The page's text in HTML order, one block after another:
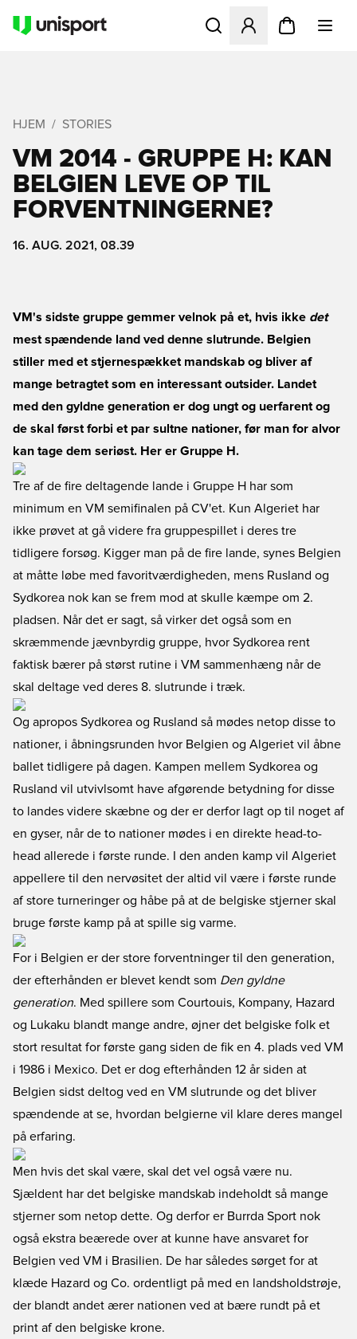
Åbner en Modal til at
HJEM STORIES
VM 2014 - GRUPPE H: KAN
BELGIEN LEVE OP TIL
FORVENTNINGERNE?
16. AUG. 2021, 08.39
VM's sidste gruppe gemmer velnok på et, hvis ikke det
mest spændende land ved denne slutrunde. Belgien
stiller med et stjernespækket mandskab og bliver af
mange betragtet som en interessant outsider. Landet
med den gyldne generation er dog ungt og uerfarent og
de skal først forbi et par sultne nationer, før man for alvor
kan tage dem seriøst. Her er Gruppe H.
Tre af de fire deltagende lande i Gruppe H har som
minimum en VM semifinalen på CV'et. Kun Algeriet har
ikke prøvet at gå videre fra gruppespillet i deres tre
tidligere forsøg. Kigger man på de fire lande, synes Belgien
at måtte løbe med favoritværdigheden, mens Rusland og
Sydkorea nok kan se frem mod at skulle kæmpe om 2.
pladsen. Når det er sagt, så virker det også som en
skræmmende jævnbyrdig gruppe, hvor Sydkorea rent
faktisk bærer på størst rutine i VM sammenhæng når de
skal deltage ved deres 8. slutrunde i træk.
Og apropos Sydkorea og Rusland så mødes netop disse to
nationer, i åbningsrunden hvor Belgien og Algeriet vil åbne
ballet tidligere på dagen. Kampen mellem Sydkorea og
Rusland vil utvivlsomt have afgørende betydning for disse
to landes videre skæbne og der er derfor lagt op til noget af
en gyser, når de to nationer mødes i en direkte head-to-
head allerede i første runde. I den anden kamp vil Algeriet
appellere til den nervøsitet der altid vil være i første runde
af store turneringer og håbe på at de belgiske stjerner skal
bruge første kamp på at spille sig varme.
For i Belgien er der store forventninger til den generation,
der efterhånden er blevet kendt som Den gyldne
generation. Med spillere som Courtouis, Kompany, Hazard
og Lukaku blandt mange andre, øjner det belgiske folk et
stort resultat for første gang siden de fik en 4. plads ved VM
i 1986 i Mexico. Det er dog efterhånden 12 år siden at
Belgien sidst deltog ved en VM slutrunde og det bliver
spændende at se, hvordan belgierne vil klare deres mangel
på erfaring.
Men hvis det skal være, skal det vel også være nu.
Sjældent har det belgiske mandskab indeholdt så mange
stjerner som netop dette. Og derfor er Burrda Sport nok
også ekstra beærede over at kunne have ansvaret for
Belgien ved VM i Brasilien. De har således sørget for at
klæde Hazard og Co. ordentligt på med en landsholdstrøje,
der blandt andet ærer nationen ved at bære rundt på et
print af den belgiske krone.